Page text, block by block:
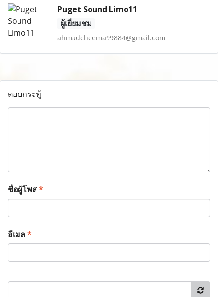
Puget Sound Limo11
ผู้เยี่ยมชม
ahmadcheema99884@gmail.com
ตอบกระทู้
ชื่อผู้โพส*
อีเมล*